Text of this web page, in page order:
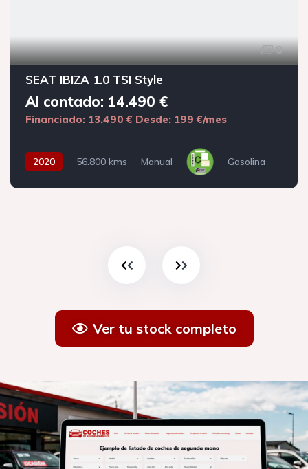
8
SEAT IBIZA 1.0 TSI Style
Al contado: 14.490 €
Financiado: 13.490 € Desde: 199 €/mes
2020 56.800 kms Manual Gasolina
Ver tu stock completo